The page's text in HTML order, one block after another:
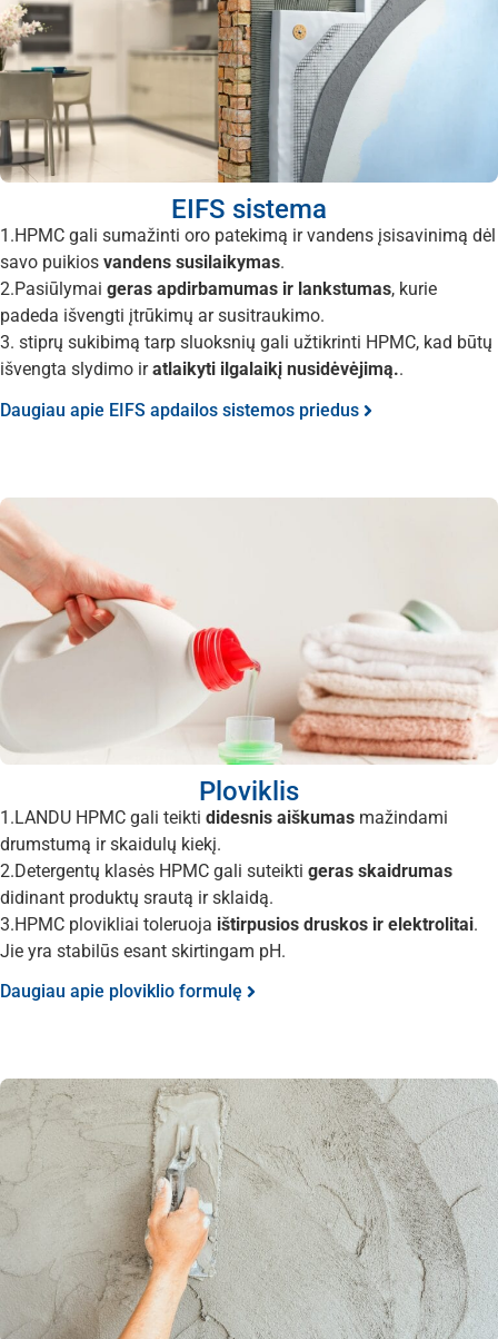
EIFS sistema
1.HPMC gali sumažinti oro patekimą ir vandens įsisavinimą dėl
savo puikios vandens susilaikymas.
2.Pasiūlymai geras apdirbamumas ir lankstumas, kurie
padeda išvengti įtrūkimų ar susitraukimo.
3. stiprų sukibimą tarp sluoksnių gali užtikrinti HPMC, kad būtų
išvengta slydimo iratlaikyti ilgalaikį nusidėvėjimą..
Daugiau apie EIFS apdailos sistemos priedus
Ploviklis
1.LANDU HPMC gali teikti didesnis aiškumas mažindami
drumstumą ir skaidulų kiekį.
2.Detergentų klasės HPMC gali suteikti geras skaidrumas
didinant produktų srautą ir sklaidą.
3.HPMC plovikliai toleruoja ištirpusios druskos ir elektrolitai.
Jie yra stabilūs esant skirtingam pH.
Daugiau apie ploviklio formulę